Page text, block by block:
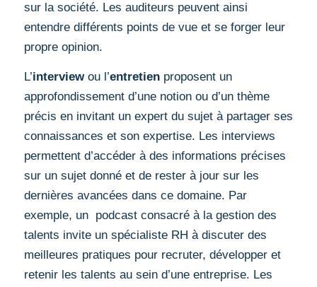
sur la société. Les auditeurs peuvent ainsi
entendre différents points de vue et se forger leur
propre opinion.
L’interview ou l’entretienproposent un
approfondissement d’une notion ou d’un thème
précis en invitant un expert du sujet à partager ses
connaissances et son expertise. Les interviews
permettent d’accéder à des informations précises
sur un sujet donné et de rester à jour sur les
dernières avancées dans ce domaine. Par
exemple, un podcast consacré à la gestion des
talents invite un spécialiste RH à discuter des
meilleures pratiques pour recruter, développer et
retenir les talents au sein d’une entreprise. Les